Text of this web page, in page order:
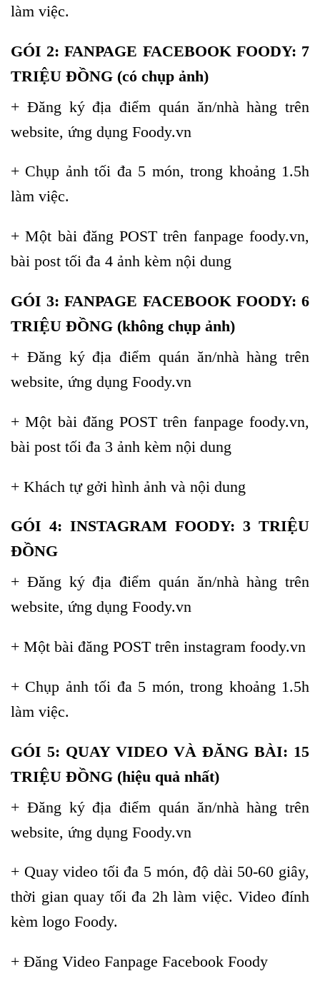
làm việc.
GÓI 2: FANPAGE FACEBOOK FOODY: 7
TRIỆU ĐỒNG (có chụp ảnh)
+ Đăng ký địa điểm quán ăn/nhà hàng trên
website, ứng dụng Foody.vn
+ Chụp ảnh tối đa 5 món, trong khoảng 1.5h
làm việc.
+ Một bài đăng POST trên fanpage foody.vn,
bài post tối đa 4 ảnh kèm nội dung
GÓI 3: FANPAGE FACEBOOK FOODY: 6
TRIỆU ĐỒNG (không chụp ảnh)
+ Đăng ký địa điểm quán ăn/nhà hàng trên
website, ứng dụng Foody.vn
+ Một bài đăng POST trên fanpage foody.vn,
bài post tối đa 3 ảnh kèm nội dung
+ Khách tự gởi hình ảnh và nội dung
GÓI 4: INSTAGRAM FOODY: 3 TRIỆU
ĐỒNG
+ Đăng ký địa điểm quán ăn/nhà hàng trên
website, ứng dụng Foody.vn
+ Một bài đăng POST trên instagram foody.vn
+ Chụp ảnh tối đa 5 món, trong khoảng 1.5h
làm việc.
GÓI 5: QUAY VIDEO VÀ ĐĂNG BÀI: 15
TRIỆU ĐỒNG (hiệu quả nhất)
+ Đăng ký địa điểm quán ăn/nhà hàng trên
website, ứng dụng Foody.vn
+ Quay video tối đa 5 món, độ dài 50-60 giây,
thời gian quay tối đa 2h làm việc. Video đính
kèm logo Foody.
+ Đăng Video Fanpage Facebook Foody